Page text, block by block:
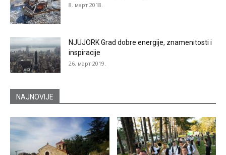
8. март 2018.
NJUJORK Grad dobre energije, znamenitosti i
inspiracije
26. март 2019.
NAJNOVIJE